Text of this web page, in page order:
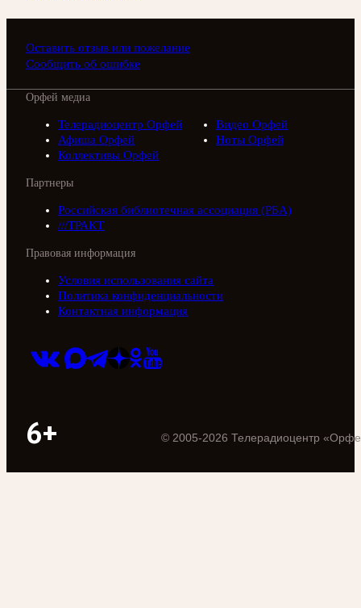
Оставить отзыв или пожелание
Сообщить об ошибке
Орфей медиа
Телерадиоцентр Орфей
Видео Орфей
Афиша Орфей
Ноты Орфей
Коллективы Орфей
Партнеры
Российская библиотечная ассоциация (РБА)
///ТРАКТ
Правовая информация
Условия использования сайта
Политика конфиденциальности
Контактная информация
6+ © 2005-2026 Телерадиоцентр